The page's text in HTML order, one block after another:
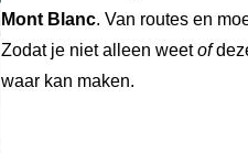
Mont Blanc. Van routes en
Zodat je niet alleen weetof
waar kan maken.